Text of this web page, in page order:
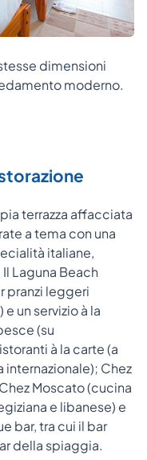
dimensioni
moderno.
terrazza affacciata
a tema con una
italiane,
Laguna Beach
pranzi leggeri
un servizio à la
(su
à la carte (a
internazionale); Chez
Moscato (cucina
e libanese) e
bar, tra cui il bar
della spiaggia.